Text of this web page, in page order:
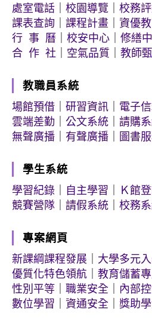
處室電話
校園導覽
校務
課表查詢
課程計畫
資優
行 事 曆
校安中心
修繕
合 作 社
空氣品質 教師
教職員系統
場館預借
研習資訊
電子
雲端差勤
公文系統
請購
無聲廣播
有聲廣播 圖書
學生系統
學習紀錄
自主學習
Ｋ館
競賽營隊
請假系統 校務
專案網頁
新課綱課程發展
大學多元
優質化特色領航
教育儲蓄
性別平等
職業安全
內部
數位學習
資通安全 獎助